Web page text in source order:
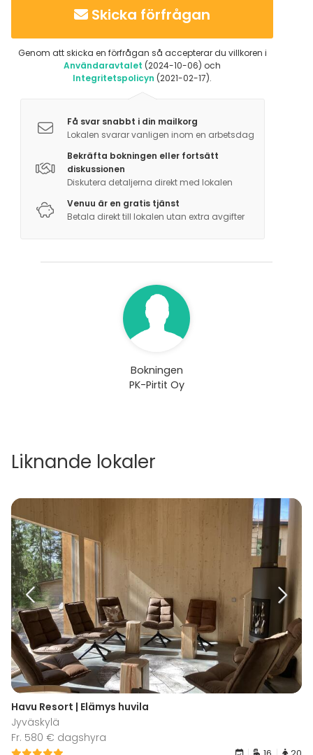
Tilläggsuppgifter om aktiviteter
Soutuvene, pelastusliivejä, mölkky, tikkataulu,
frisbeegolfkori, lasten leikkipaikka. Lisämaksusta
vuokrattavissa 2 sup-lautaa.
Skicka förfrågan
Genom att skicka en förfrågan så accepterar du villkoren i
Användaravtalet (2024-10-06) och
Integritetspolicyn (2021-02-17).
Få svar snabbt i din mailkorg
Lokalen svarar vanligen inom en arbetsdag
Bekräfta bokningen eller fortsätt
diskussionen
Diskutera detaljerna direkt med lokalen
Venuu är en gratis tjänst
Betala direkt till lokalen utan extra avgifter
Bokningen
PK-Pirtit Oy
Liknande lokaler
Havu Resort | Elämys huvila
Jyväskylä
Fr. 580 € dagshyra